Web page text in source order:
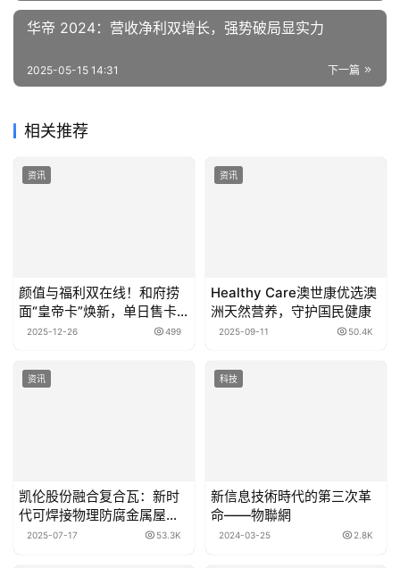
华帝 2024：营收净利双增长，强势破局显实力
下一篇
2025-05-15 14:31
相关推荐
资讯
颜值与福利双在线！和府捞
面“皇帝卡”焕新，单日售卡
近万张背后的留量密码
2025-12-26 499
资讯
Healthy Care澳世康优选澳
洲天然营养，守护国民健康
2025-09-11 50.4K
资讯
凯伦股份融合复合瓦：新时
代可焊接物理防腐金属屋面
系统方案
2025-07-17 53.3K
科技
新信息技術時代的第三次革
命——物聯網
2024-03-25 2.8K